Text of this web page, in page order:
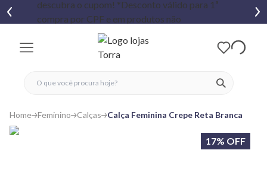
ver
fechar menu
fechar menu
favoritos
Home Feminino Calças Calça Feminina Crepe Reta Branca
17% OFF